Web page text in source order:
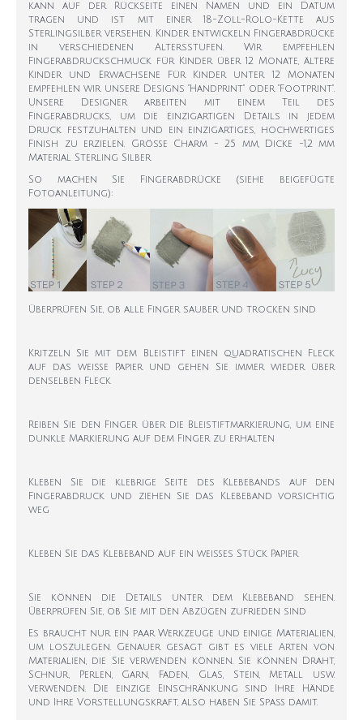
kann auf der Rückseite einen Namen und ein Datum
tragen und ist mit einer 18-Zoll-Rolo-Kette aus
Sterlingsilber versehen. Kinder entwickeln Fingerabdrücke
in verschiedenen Altersstufen. Wir empfehlen
Fingerabdruckschmuck für Kinder über 12 Monate, ältere
Kinder und Erwachsene Für Kinder unter 12 Monaten
empfehlen wir unsere Designs "Handprint" oder "Footprint".
Unsere Designer arbeiten mit einem Teil des
Fingerabdrucks, um die einzigartigen Details in jedem
Druck festzuhalten und ein einzigartiges, hochwertiges
Finish zu erzielen. Größe Charm - 25 mm, Dicke -1,2 mm
Material Sterling Silber
So machen Sie Fingerabdrücke (siehe beigefügte
Fotoanleitung):
Überprüfen Sie, ob alle Finger sauber und trocken sind
Kritzeln Sie mit dem Bleistift einen quadratischen Fleck
auf das weiße Papier und gehen Sie immer wieder über
denselben Fleck
Reiben Sie den Finger über die Bleistiftmarkierung, um eine
dunkle Markierung auf dem Finger zu erhalten
Kleben Sie die klebrige Seite des Klebebands auf den
Fingerabdruck und ziehen Sie das Klebeband vorsichtig
weg
Kleben Sie das Klebeband auf ein weißes Stück Papier
Sie können die Details unter dem Klebeband sehen.
Überprüfen Sie, ob Sie mit den Abzügen zufrieden sind
Es braucht nur ein paar Werkzeuge und einige Materialien,
um loszulegen. Genauer gesagt gibt es viele Arten von
Materialien, die Sie verwenden können. Sie können Draht,
Schnur, Perlen, Garn, Faden, Glas, Stein, Metall usw.
verwenden. Die einzige Einschränkung sind Ihre Hände
und Ihre Vorstellungskraft, also haben Sie Spaß damit.